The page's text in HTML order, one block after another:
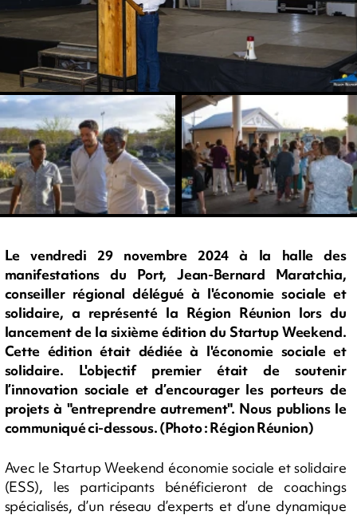
Le vendredi 29 novembre 2024 à la halle des
manifestations du Port, Jean-Bernard Maratchia,
conseiller régional délégué à l'économie sociale et
solidaire, a représenté la Région Réunion lors du
lancement de la sixième édition du Startup Weekend.
Cette édition était dédiée à l'économie sociale et
solidaire. L'objectif premier était de soutenir
l’innovation sociale et d’encourager les porteurs de
projets à "entreprendre autrement". Nous publions le
communiqué ci-dessous. (Photo : Région Réunion)
Avec le Startup Weekend économie sociale et solidaire
(ESS), les participants bénéficieront de coachings
spécialisés, d’un réseau d’experts et d’une dynamique